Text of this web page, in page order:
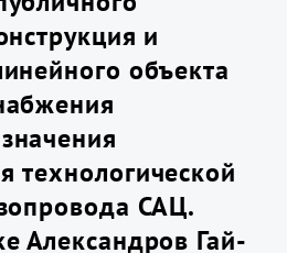
и
объекта
технологической
САЦ.
Александров Гай-